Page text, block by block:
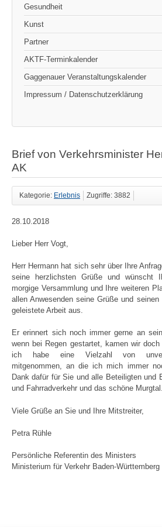
Gesundheit
Kunst
Partner
AKTF-Terminkalender
Gaggenauer Veranstaltungskalender
Impressum / Datenschutzerklärung
Brief von Verkehrsminister
AK
Kategorie: Erlebnis Zugriffe: 3882
28.10.2018
Lieber Herr Vogt,
Herr Hermann hat sich sehr über Ihre
seine herzlichsten Grüße und wünscht
morgige Versammlung und Ihre weiteren
allen Anwesenden seine Grüße und
geleistete Arbeit aus.
Er erinnert sich noch immer gerne an
wenn bei Regen gestartet, kamen wir
ich habe eine Vielzahl von
mitgenommen, an die ich mich immer
Dank dafür für Sie und alle Beteiligten und
und Fahrradverkehr und das schöne
Viele Grüße an Sie und Ihre Mitstreiter,
Petra Rühle
Persönliche Referentin des Ministers
Ministerium für Verkehr Baden-Württemberg